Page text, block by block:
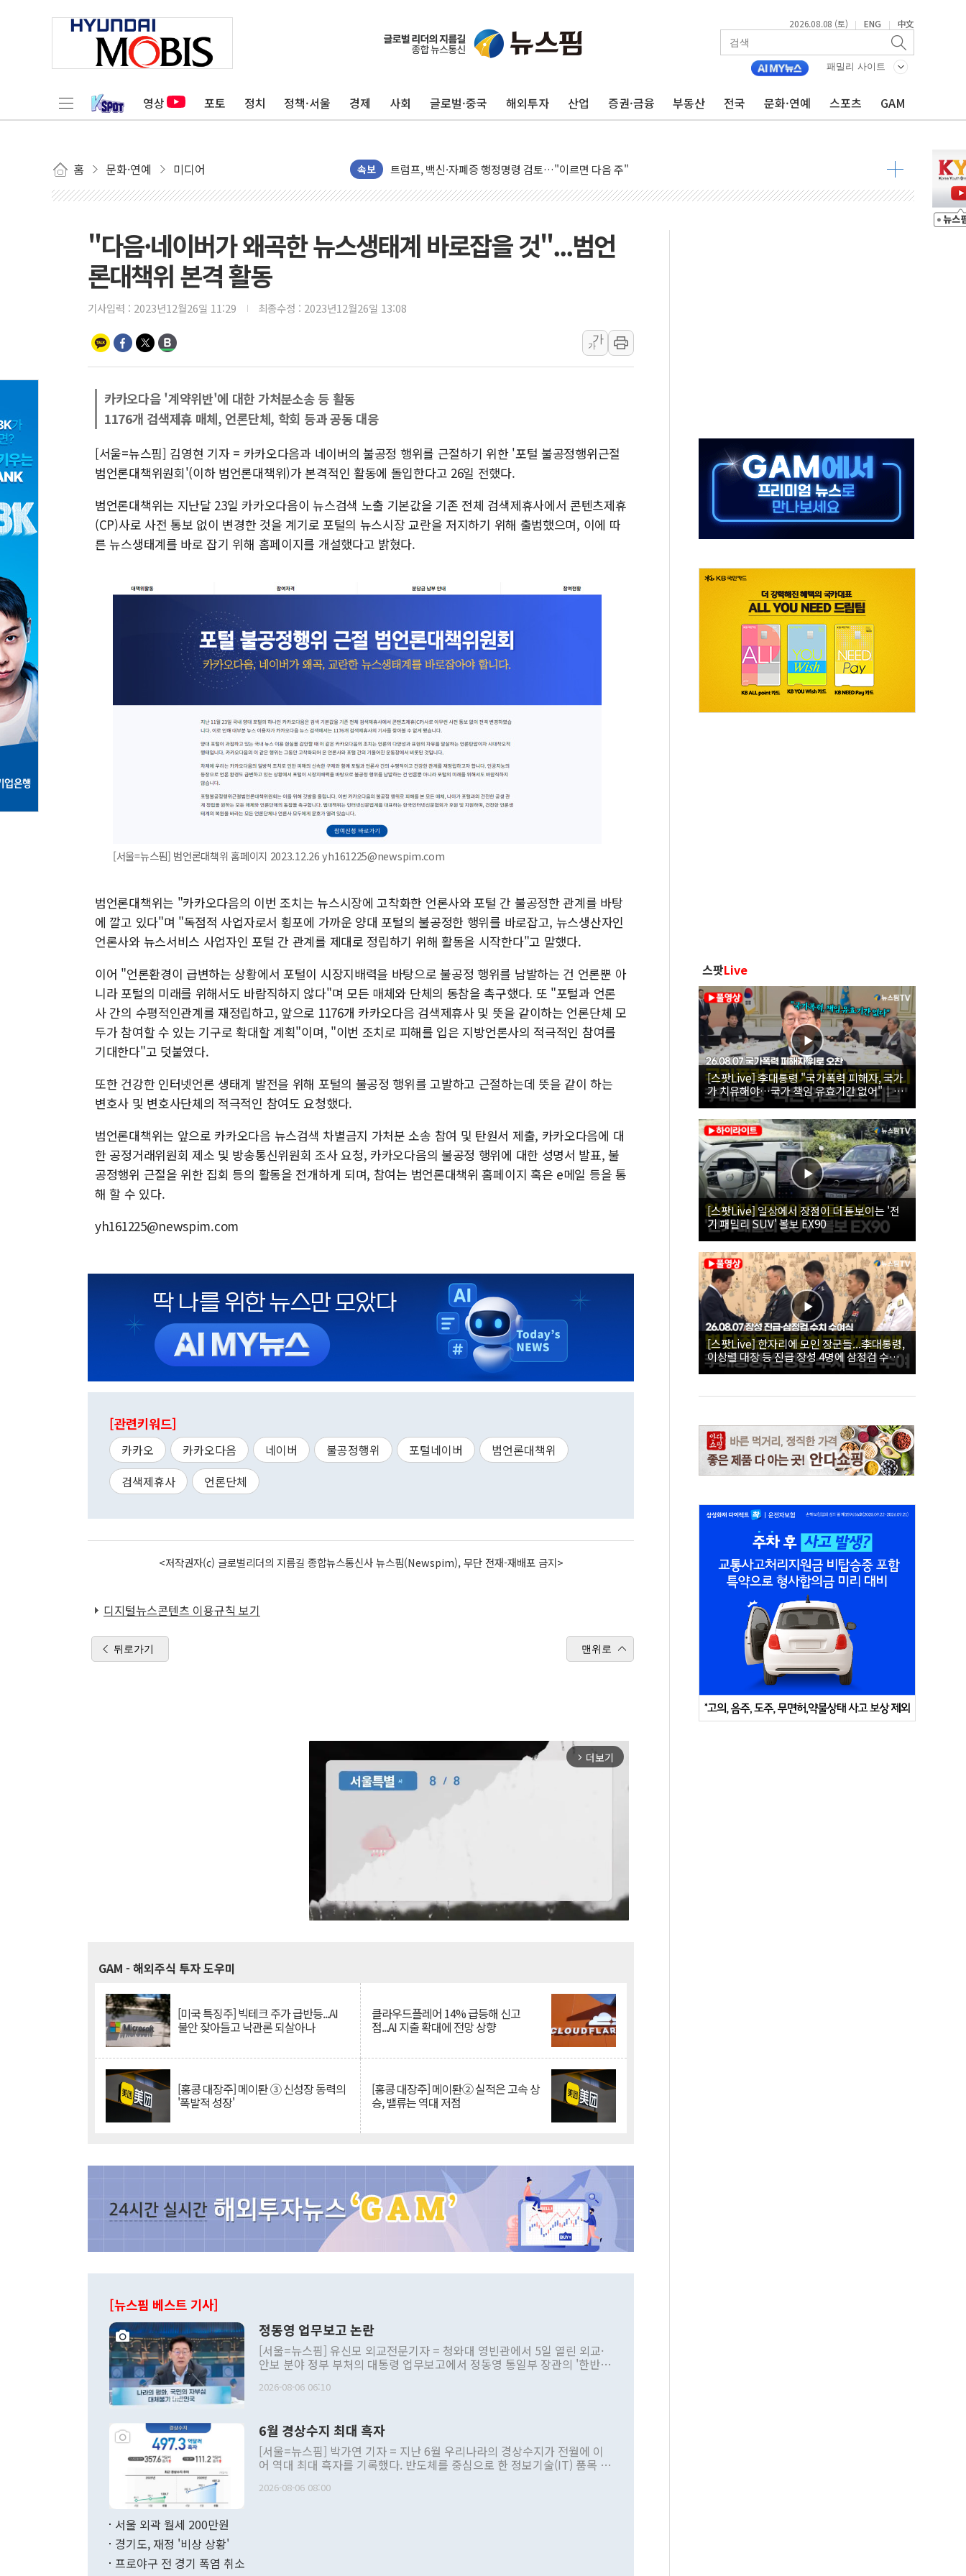
2026.08.08 (토) | ENG | 中文
패밀리 사이트
영상 포토 정치 정책·서울 경제 사회 글로벌·중국 해외투자 산업 증권·금융 부동산 전국 문화·연예 스포츠 GAM
홈 문화·연예 미디어 속보
뉴욕증시, 고용 쇼크에 금리 인상 우려 후퇴…S&P500 최고치
트럼프, 쿡 연준 이사 해임 재추진…"26일까지 의혹 소명" 요구
미 연준 매파 기세 꺾이나…고용 감소에 9월 동결 전망 우세
[종합] 이슬람 수니파 3국, '공동방위협정' 체결… 이스라엘·이란 위협에 맞설 자체 억지력 강화
美 항소법원, 백악관 무도회장 공사 중단 명령…트럼프 제동
이란 핵심 원유 수출항 '하르그섬', 최근 1주일 이상 '올스톱'… 美 해상봉쇄 영향
[AI MY 뉴스] 뉴욕 반도체주 프리뷰...美 고용 쇼크에 반도체주 '활짝'
뉴욕증시 프리뷰, 美 고용 쇼크에 금리 인상 우려 후퇴…나스닥 선물 1%대 상승
보훈부, 미 DPAA와 MOU… "6·25 미군 실종자 7359명 끝까지 찾겠다"
트럼프 "금리 내려야"…파월 때와 달리 워시엔 톤 낮춰
트럼프, 中 겨냥 폴리실리콘 관세 15% 부과…美 태양광주 급등
"다음·네이버가 왜곡한 뉴스생태계 바로잡을 것"...범언
론대책위 본격 활동
기사입력 : 2023년12월26일 11:29 최종수정 : 2023년12월26일 13:08
가
가
카카오다음 '계약위반'에 대한 가처분소송 등 활동
1176개 검색제휴 매체, 언론단체, 학회 등과 공동 대응
[서울=뉴스핌] 김영현 기자 = 카카오다음과 네이버의 불공정 행위를 근절하기 위한 '포털 불공정행위근절
범언론대책위원회'(이하 범언론대책위)가 본격적인 활동에 돌입한다고 26일 전했다.
범언론대책위는 지난달 23일 카카오다음이 뉴스검색 노출 기본값을 기존 전체 검색제휴사에서 콘텐츠제휴
(CP)사로 사전 통보 없이 변경한 것을 계기로 포털의 뉴스시장 교란을 저지하기 위해 출범했으며, 이에 따
른 뉴스생태계를 바로 잡기 위해 홈페이지를 개설했다고 밝혔다.
[서울=뉴스핌] 범언론대책위 홈페이지 2023.12.26 yh161225@newspim.com
범언론대책위는 "카카오다음의 이번 조치는 뉴스시장에 고착화한 언론사와 포털 간 불공정한 관계를 바탕
에 깔고 있다"며 "독점적 사업자로서 횡포에 가까운 양대 포털의 불공정한 행위를 바로잡고, 뉴스생산자인
언론사와 뉴스서비스 사업자인 포털 간 관계를 제대로 정립하기 위해 활동을 시작한다"고 말했다.
이어 "언론환경이 급변하는 상황에서 포털이 시장지배력을 바탕으로 불공정 행위를 남발하는 건 언론뿐 아
니라 포털의 미래를 위해서도 바람직하지 않다"며 모든 매체와 단체의 동참을 촉구했다. 또 "포털과 언론
사 간의 수평적인관계를 재정립하고, 앞으로 1176개 카카오다음 검색제휴사 및 뜻을 같이하는 언론단체 모
두가 참여할 수 있는 기구로 확대할 계획"이며, "이번 조치로 피해를 입은 지방언론사의 적극적인 참여를
기대한다"고 덧붙였다.
또한 건강한 인터넷언론 생태계 발전을 위해 포털의 불공정 행위를 고발하고 근절하는데 뜻을 같이 하는
변호사 및 변호사단체의 적극적인 참여도 요청했다.
범언론대책위는 앞으로 카카오다음 뉴스검색 차별금지 가처분 소송 참여 및 탄원서 제출, 카카오다음에 대
한 공정거래위원회 제소 및 방송통신위원회 조사 요청, 카카오다음의 불공정 행위에 대한 성명서 발표, 불
공정행위 근절을 위한 집회 등의 활동을 전개하게 되며, 참여는 범언론대책위 홈페이지 혹은 e메일 등을 통
해 할 수 있다.
yh161225@newspim.com
[관련키워드]
카카오 카카오다음 네이버 불공정행위 포털네이버
범언론대책위
검색제휴사
언론단체
<저작권자(c) 글로벌리더의 지름길 종합뉴스통신사 뉴스핌(Newspim), 무단 전재-재배포 금지>
디지털뉴스콘텐츠 이용규칙 보기
뒤로가기 맨위로
arrow_forward_ios 더보기
GAM - 해외주식 투자 도우미
[미국 특징주] 빅테크 주가 급반등...AI
불안 잦아들고 낙관론 되살아나
클라우드플레어 14% 급등해 신고
점...AI 지출 확대에 전망 상향
[홍콩 대장주] 메이퇀 ③ 신성장 동력의
'폭발적 성장'
[홍콩 대장주] 메이퇀② 실적은 고속 상
승, 밸류는 역대 저점
[뉴스핌 베스트 기사]
정동영 업무보고 논란
[서울=뉴스핌] 유신모 외교전문기자 = 청와대 영빈관에서 5일 열린 외교·
안보 분야 정부 부처의 대통령 업무보고에서 정동영 통일부 장관의 '한반도
발언 중에는 정부 내 조율을 거치지 않은 사안을 정책으로 추진하겠다고 공
주의적 희망에 근거한 비현실적 구상'이라는 비판을 내놨다. 그동안 정 장
관의 대북 정책 관련 발언이 물의를 빚은 적은 여러 번 있지만 대통령과 유
관 부처 장관이 공개적으로 부정적 입장을 표명한 것은 이례적이다. 정 장
관의 무리한 대북 접근법과 월권을 제어해야 한다는 목소리도 높아지고 있
다. [정동영 통일부 장관이 지난달 23일 오후 서울 종로구 정부서울청사에
2026-08-06 06:10
6월 경상수지 최대 흑자
[서울=뉴스핌] 박가연 기자 = 지난 6월 우리나라의 경상수지가 전월에 이
어 역대 최대 흑자를 기록했다. 반도체를 중심으로 한 정보기술(IT) 품목 수
료=한국은행] 한국은행이 6일 발표한 '2026년 6월 국제수지(잠정)'에 따르
2026-08-06 08:00
서울 외곽 월세 200만원
경기도, 재정 '비상 상황'
프로야구 전 경기 폭염 취소
스팟Live
[스팟Live] 李대통령 "국가폭력 피해자, 국가
가 치유해야…국가 책임 유효기간 없어"｜
26.08.07 국가폭력 피해자 위로 오찬
[스팟Live] 일상에서 장점이 더 돋보이는 '전
기 패밀리 SUV' 볼보 EX90
[스팟Live] 한자리에 모인 장군들...李대통령,
이상렬 대장 등 진급 장성 4명에 삼정검 수치
직접 수여｜26.08.07 장성 진급·삼정검 수치